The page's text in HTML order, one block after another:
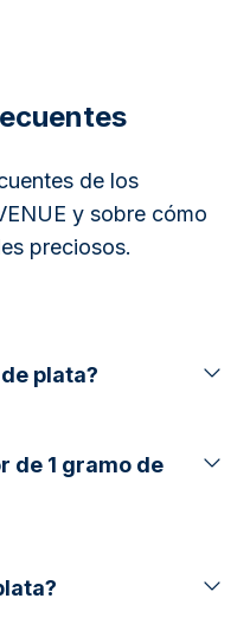
de los
y sobre cómo
preciosos.
plata?
de 1 gramo de